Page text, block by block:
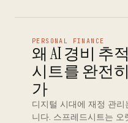
PERSONAL FINANCE
왜 AI 경비 추
시트를 완전
가
디지털 시대에 재정 관
니다. 스프레드시트는